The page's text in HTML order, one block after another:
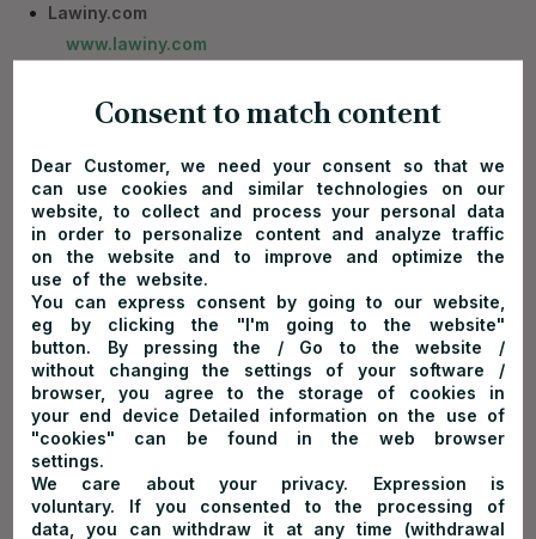
Lawiny.com
www.lawiny.com
www.activeshop24.com.pl
www.michalsosnicki.pl/
Nocleg w bieszczadach
www.wiejskidworek.pl
Stacja narciarska Czorsztyn-ski
www.czorsztyn-ski.com.pl
Pienińskie Centrum Turystyki
www.pieninskiecentrumturystyki.pl
Consent to match content
Dear Customer, we need your consent so that we
can use cookies and similar technologies on our
website, to collect and process your personal data
in order to personalize content and analyze traffic
on the website and to improve and optimize the
use of the website.
You can express consent by going to our website,
eg by clicking the "I'm going to the website"
button. By pressing the / Go to the website /
without changing the settings of your software /
browser, you agree to the storage of cookies in
your end device Detailed information on the use of
"cookies" can be found in the web browser
settings.
We care about your privacy. Expression is
voluntary. If you consented to the processing of
data, you can withdraw it at any time (withdrawal